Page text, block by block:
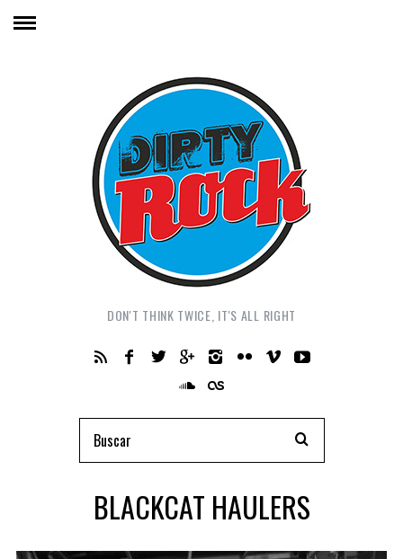
DON'T THINK TWICE, IT'S ALL RIGHT
BLACKCAT HAULERS